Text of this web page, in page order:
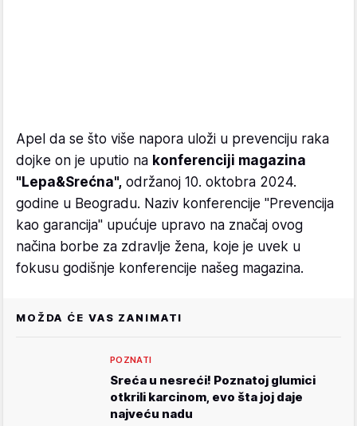
Apel da se što više napora uloži u prevenciju raka
dojke on je uputio na konferenciji magazina
"Lepa&Srećna", održanoj 10. oktobra 2024.
godine u Beogradu. Naziv konferencije "Prevencija
kao garancija" upućuje upravo na značaj ovog
načina borbe za zdravlje žena, koje je uvek u
fokusu godišnje konferencije našeg magazina.
MOŽDA ĆE VAS ZANIMATI
POZNATI
Sreća u nesreći! Poznatoj glumici
otkrili karcinom, evo šta joj daje
najveću nadu